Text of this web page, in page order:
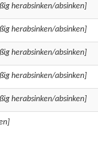
herabsinken/absinken]
herabsinken/absinken]
herabsinken/absinken]
herabsinken/absinken]
herabsinken/absinken]